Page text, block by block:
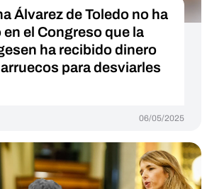
Álvarez de Toledo no ha
el Congreso que la
ha recibido dinero
para desviarles
06/05/2025